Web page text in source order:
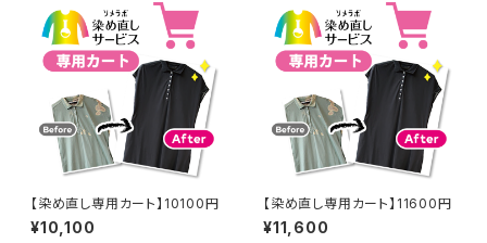
【染め直し専用カート】10100円
¥10,100
【染め直し専用カート】11600円
¥11,600